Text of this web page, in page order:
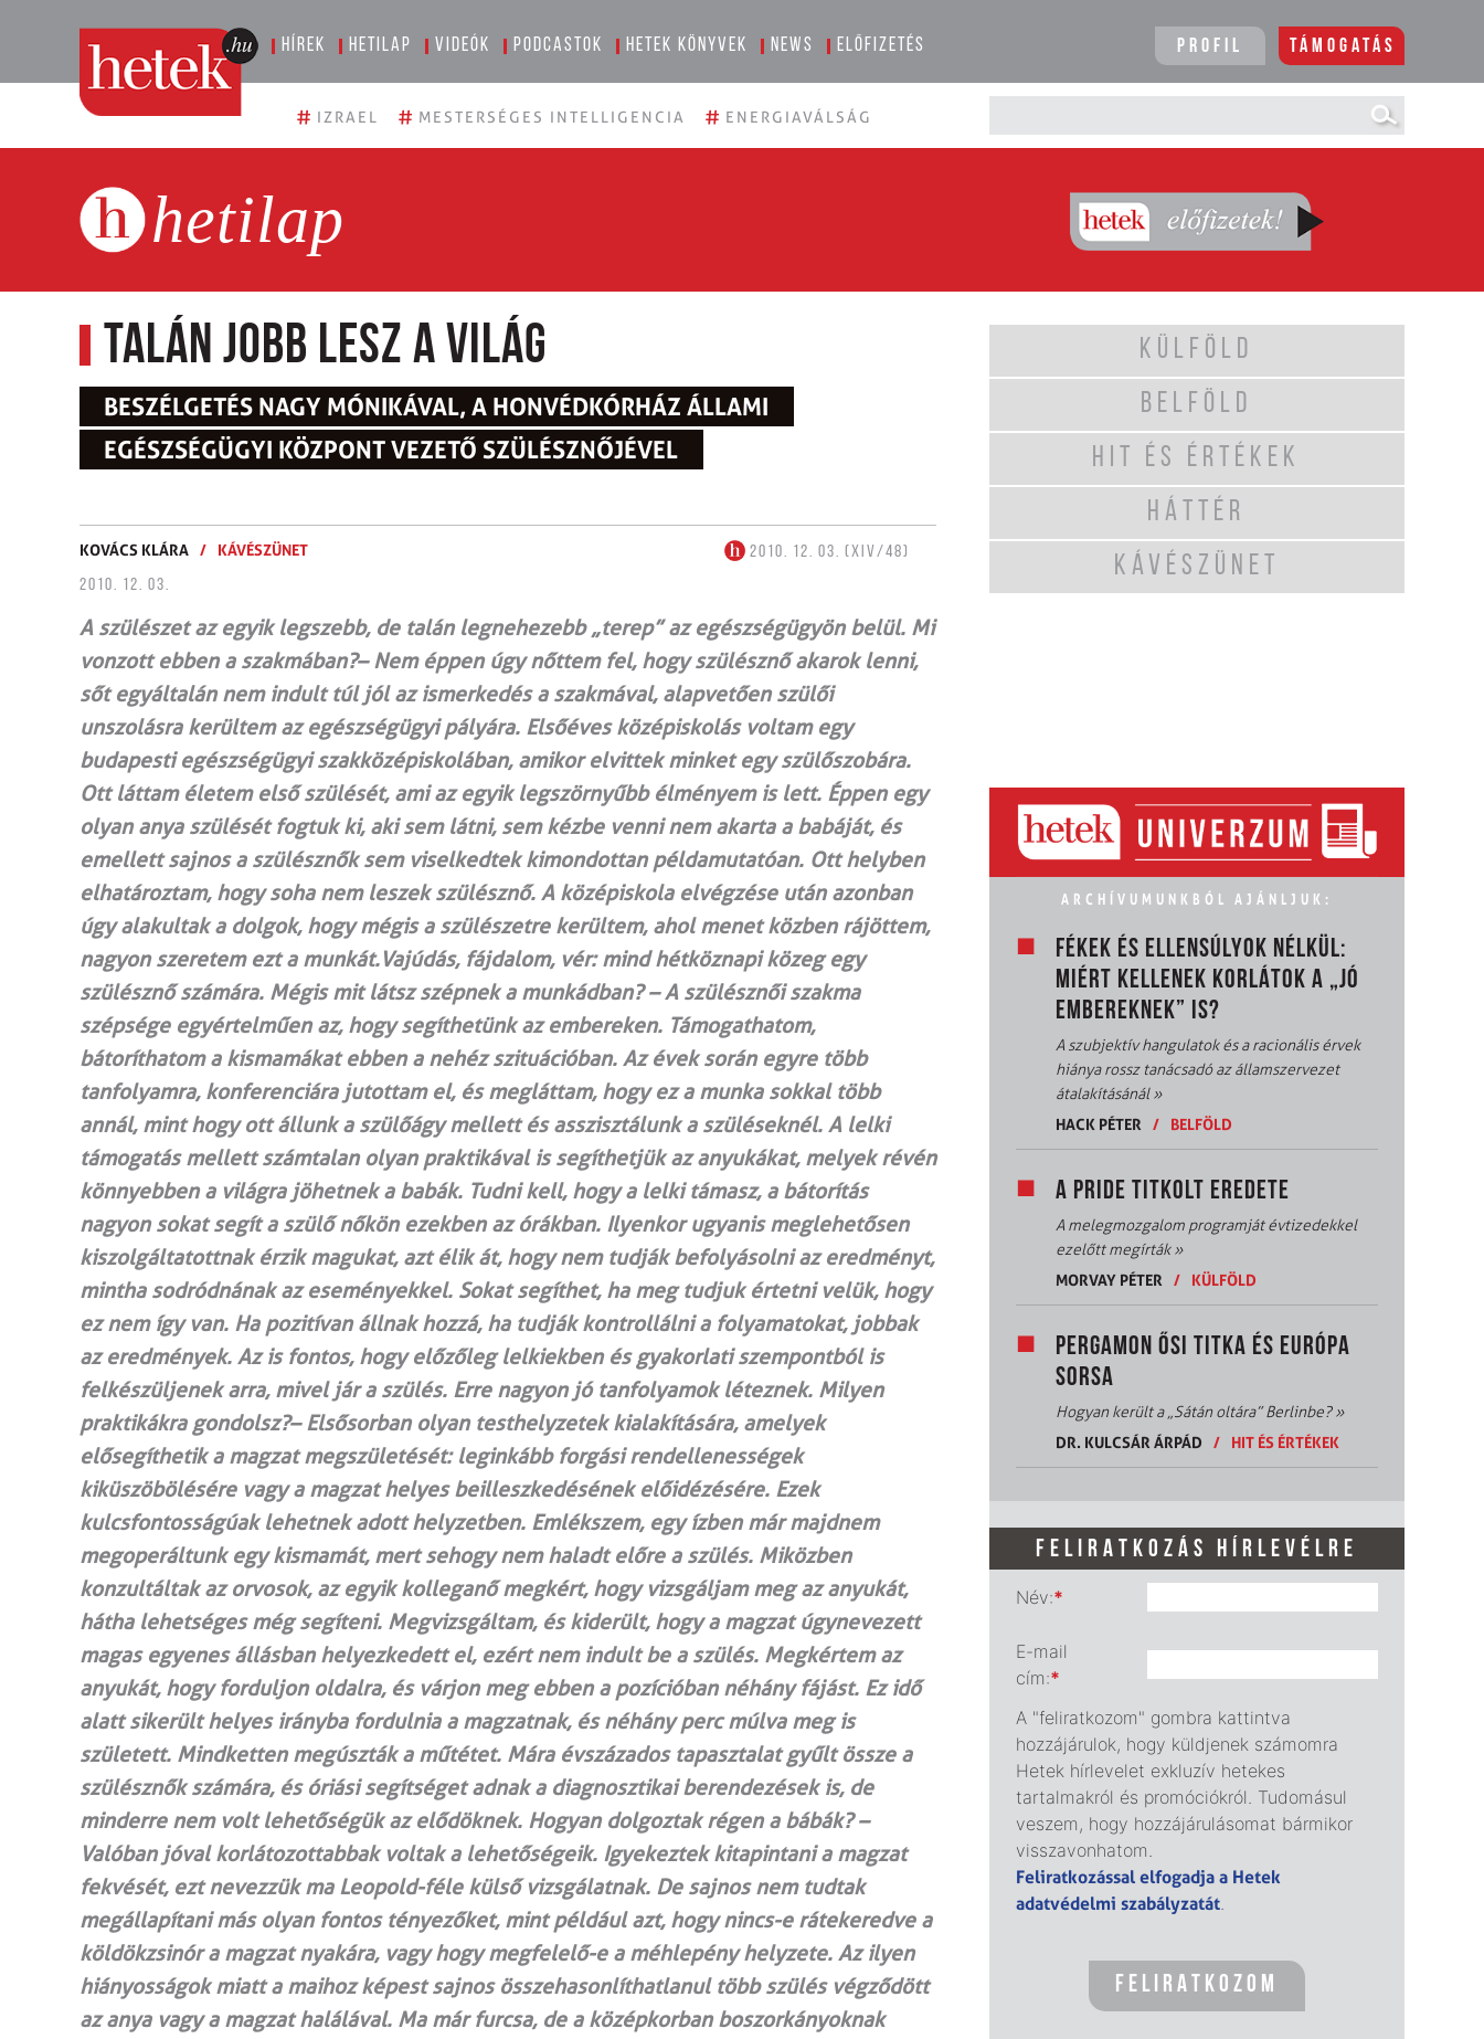
Hírek Hetilap Videók Podcastok Hetek könyvek News Előfizetés Profil Támogatás
# IZRAEL # MESTERSÉGES INTELLIGENCIA # ENERGIAVÁLSÁG
hetilap
Talán jobb lesz a világ
BESZÉLGETÉS NAGY MÓNIKÁVAL, A HONVÉDKÓRHÁZ ÁLLAMI
EGÉSZSÉGÜGYI KÖZPONT VEZETŐ SZÜLÉSZNŐJÉVEL
KOVÁCS KLÁRA / KÁVÉSZÜNET
2010. 12. 03. (XIV/48)
2010. 12. 03.
A szülészet az egyik legszebb, de talán legnehezebb „terep” az egészségügyön belül. Mi
vonzott ebben a szakmában?– Nem éppen úgy nőttem fel, hogy szülésznő akarok lenni,
sőt egyáltalán nem indult túl jól az ismerkedés a szakmával, alapvetően szülői
unszolásra kerültem az egészségügyi pályára. Első­éves középiskolás voltam egy
budapesti egészségügyi szakközépiskolában, amikor elvittek minket egy szülőszobára.
Ott láttam életem első szülését, ami az egyik legszörnyűbb élményem is lett. Éppen egy
olyan anya szülését fogtuk ki, aki sem látni, sem kézbe venni nem akarta a babáját, és
emellett sajnos a szülésznők sem viselkedtek kimondottan példamutatóan. Ott helyben
elhatároztam, hogy soha nem leszek szülésznő. A középiskola elvégzése után azonban
úgy alakultak a dolgok, hogy mégis a szülészetre kerültem, ahol menet közben rájöttem,
nagyon szeretem ezt a munkát.Vajúdás, fájdalom, vér: mind hétköznapi közeg egy
szülésznő számára. Mégis mit látsz szépnek a munkádban? – A szülésznői szakma
szépsége egyértelműen az, hogy segíthetünk az embereken. Támogathatom,
bátoríthatom a kismamákat ebben a nehéz szituációban. Az évek során egyre több
tanfolyamra, konferenciára jutottam el, és megláttam, hogy ez a munka sokkal több
annál, mint hogy ott állunk a szülőágy mellett és asszisztálunk a szüléseknél. A lelki
támogatás mellett számtalan olyan praktikával is segíthetjük az anyukákat, melyek révén
könnyebben a világra jöhetnek a babák. Tudni kell, hogy a lelki támasz, a bátorítás
nagyon sokat segít a szülő nőkön ezekben az órákban. Ilyenkor ugyanis meglehetősen
kiszolgáltatottnak érzik magukat, azt élik át, hogy nem tudják befolyásolni az eredményt,
mintha sodródnának az eseményekkel. Sokat segíthet, ha meg tudjuk értetni velük, hogy
ez nem így van. Ha pozitívan állnak hozzá, ha tudják kontrollálni a folyamatokat, jobbak
az eredmények. Az is fontos, hogy előzőleg lelkiekben és gyakorlati szempontból is
felkészüljenek arra, mivel jár a szülés. Erre nagyon jó tanfolyamok léteznek. Milyen
praktikákra gondolsz?– Elsősorban olyan testhelyzetek kialakítására, amelyek
elősegíthetik a magzat megszületését: leginkább forgási rendellenességek
kiküszöbölésére vagy a magzat helyes beilleszkedésének előidézésére. Ezek
kulcsfontosságúak lehetnek adott helyzetben. Emlékszem, egy ízben már majdnem
megoperáltunk egy kismamát, mert sehogy nem haladt előre a szülés. Miközben
konzultáltak az orvosok, az egyik kolleganő megkért, hogy vizsgáljam meg az anyukát,
hátha lehetséges még segíteni. Megvizsgáltam, és kiderült, hogy a magzat úgynevezett
magas egyenes állásban helyezkedett el, ezért nem indult be a szülés. Megkértem az
anyukát, hogy forduljon oldalra, és várjon meg ebben a pozícióban néhány fájást. Ez idő
alatt sikerült helyes irányba fordulnia a magzatnak, és néhány perc múlva meg is
született. Mindketten megúszták a műtétet. Mára évszázados tapasztalat gyűlt össze a
szülésznők számára, és óriási segítséget adnak a diagnosztikai berendezések is, de
minderre nem volt lehetőségük az elődöknek. Hogyan dolgoztak régen a bábák? –
Valóban jóval korlátozottabbak voltak a lehetőségeik. Igyekeztek kitapintani a magzat
fekvését, ezt nevezzük ma Leopold-féle külső vizsgálatnak. De sajnos nem tudtak
megállapítani más olyan fontos tényezőket, mint például azt, hogy nincs-e rátekeredve a
köldökzsinór a magzat nyakára, vagy hogy megfelelő-e a méhlepény helyzete. Az ilyen
hiányosságok miatt a mai­­hoz képest sajnos összehasonlíthatlanul több szülés végződött
az anya vagy a magzat halálával. Ma már furcsa, de a középkorban boszorkányoknak
KÜLFÖLD
BELFÖLD
HIT ÉS ÉRTÉKEK
HÁTTÉR
KÁVÉSZÜNET
ARCHÍVUMUNKBÓL AJÁNLJUK:
FÉKEK ÉS ELLENSÚLYOK NÉLKÜL:
MIÉRT KELLENEK KORLÁTOK A „JÓ
EMBEREKNEK” IS?
A szubjektív hangulatok és a racionális érvek
hiánya rossz tanácsadó az államszervezet
átalakításánál»
HACK PÉTER
/ BELFÖLD
A PRIDE TITKOLT EREDETE
A melegmozgalom programját évtizedekkel
ezelőtt megírták»
MORVAY PÉTER
/ KÜLFÖLD
PERGAMON ŐSI TITKA ÉS EURÓPA
SORSA
Hogyan került a „Sátán oltára” Berlinbe?»
DR. KULCSÁR ÁRPÁD
/ HIT ÉS ÉRTÉKEK
FELIRATKOZÁS HÍRLEVÉLRE
Név:*
E-mail
cím:*
A "feliratkozom" gombra kattintva
hozzájárulok, hogy küldjenek számomra
Hetek hírlevelet exkluzív hetekes
tartalmakról és promóciókról. Tudomásul
veszem, hogy hozzájárulásomat bármikor
visszavonhatom.
Feliratkozással elfogadja a Hetek
adatvédelmi szabályzatát.